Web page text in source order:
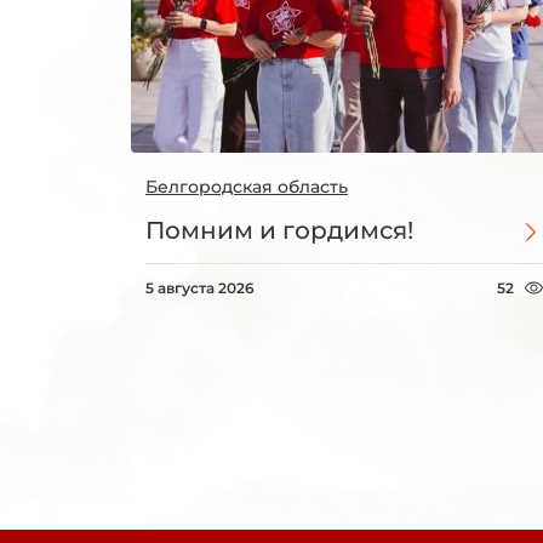
Белгородская область
Помним и гордимся!
5 августа 2026 52